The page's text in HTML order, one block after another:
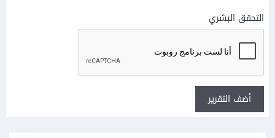
التحقق البشري
أضف التقرير